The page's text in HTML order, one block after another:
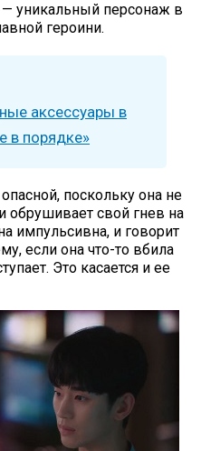
уникальный персонаж в
героини.
аксессуары в
в порядке»
поскольку она не
обрушивает свой гнев на
импульсивна, и говорит
если она что-то вбила
Это касается и ее